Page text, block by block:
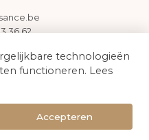
36 62
Clinic. Alle rechten
technologieën
functioneren. Lees
Accepteren